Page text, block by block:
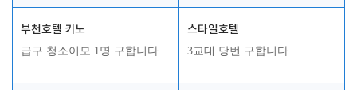
부천호텔 키노
급구 청소이모 1명 구합니다.
스타일호텔
3교대 당번 구합니다.